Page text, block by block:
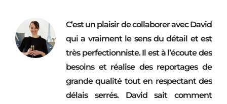
C’est un plaisir de collaborer avec David
qui a vraiment le sens du détail et est
très perfectionniste. Il est à l’écoute des
besoins et réalise des reportages de
grande qualité tout en respectant des
délais serrés. David sait comment